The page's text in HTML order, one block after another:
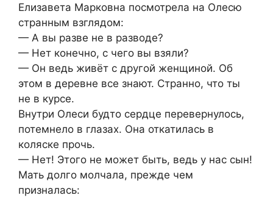
Елизавета Марковна посмотрела на Олесю
странным взглядом:
— А вы разве не в разводе?
— Нет конечно, с чего вы взяли?
— Он ведь живёт с другой женщиной. Об
этом в деревне все знают. Странно, что ты
не в курсе.
Внутри Олеси будто сердце перевернулось,
потемнело в глазах. Она откатилась в
коляске прочь.
— Нет! Этого не может быть, ведь у нас сын!
Мать долго молчала, прежде чем
призналась: